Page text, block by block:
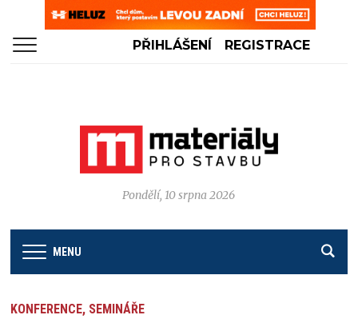
PŘIHLÁŠENÍ REGISTRACE
Pondělí, 10 srpna 2026
MENU
KONFERENCE, SEMINÁŘE